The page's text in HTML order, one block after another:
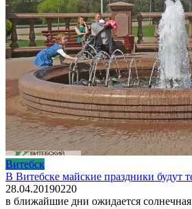
Витебск
В Витебске майские праздники будут
28.04.20190220
в ближайшие дни ожидается солнечная